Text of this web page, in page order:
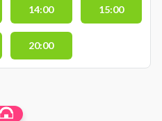
14:00 15:00
20:00